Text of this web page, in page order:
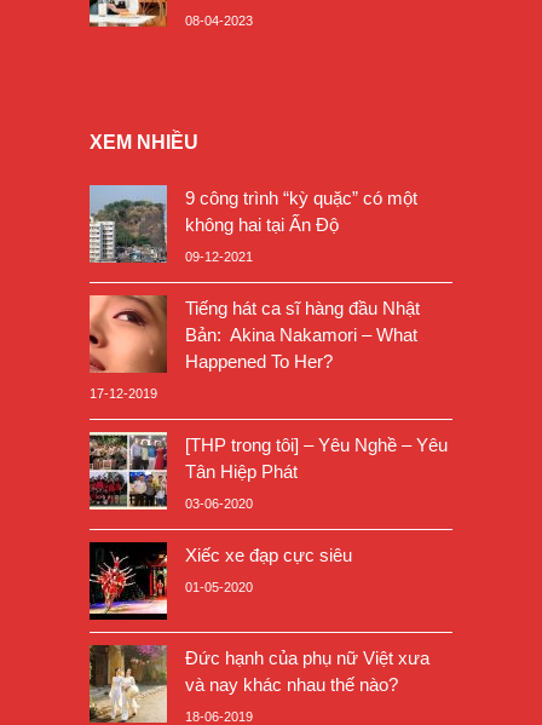
08-04-2023
XEM NHIỀU
9 công trình “kỳ quặc” có một
không hai tại Ấn Độ
09-12-2021
Tiếng hát ca sĩ hàng đầu Nhật
Bản: Akina Nakamori – What
Happened To Her?
17-12-2019
[THP trong tôi] – Yêu Nghề – Yêu
Tân Hiệp Phát
03-06-2020
Xiếc xe đạp cực siêu
01-05-2020
Đức hạnh của phụ nữ Việt xưa
và nay khác nhau thế nào?
18-06-2019